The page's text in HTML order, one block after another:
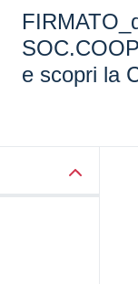
e scopri la